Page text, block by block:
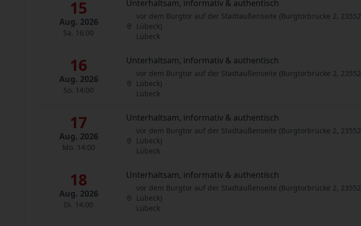
15
Aug. 2026
Sa. 16:00
Unterhaltsam, informativ & authentisch
vor dem Burgtor auf der Stadtaußenseite (Burgtorbrücke 2, 23552
Lübeck)
Lübeck
16
Aug. 2026
So. 14:00
Unterhaltsam, informativ & authentisch
vor dem Burgtor auf der Stadtaußenseite (Burgtorbrücke 2, 23552
Lübeck)
Lübeck
17
Aug. 2026
Mo. 14:00
Unterhaltsam, informativ & authentisch
vor dem Burgtor auf der Stadtaußenseite (Burgtorbrücke 2, 23552
Lübeck)
Lübeck
18
Aug. 2026
Di. 14:00
Unterhaltsam, informativ & authentisch
vor dem Burgtor auf der Stadtaußenseite (Burgtorbrücke 2, 23552
Lübeck)
Lübeck